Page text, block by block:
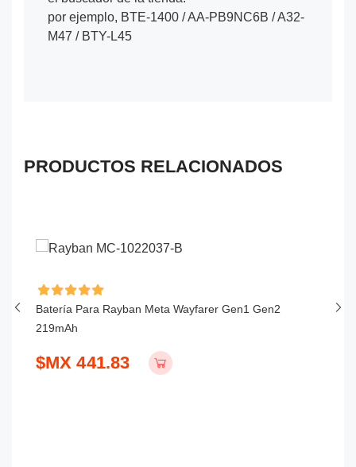
por ejemplo, BTE-1400 / AA-PB9NC6B / A32-
M47 / BTY-L45
PRODUCTOS RELACIONADOS
Batería Para Rayban Meta Wayfarer Gen1 Gen2
219mAh
$MX 441.83